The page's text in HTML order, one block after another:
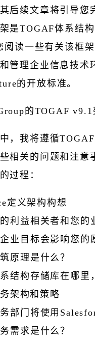
后续文章将引导
是TOGAF体系结
阅读一些有关该框
管理企业信息技术
的开放标准。
的TOGAF v9.1
，我将遵循
相关的问题和注
过程：
定义架构构想
利益相关者和您的
业目标会影响您的
原理是什么？
结构存储库在哪里
架构和策略
部门将使用
需求是什么？